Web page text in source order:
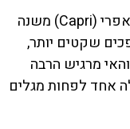
לעומת זאת, בשעות הערב המאוחרות קאפרי (Capri) משנה
שקטים יותר,
מרגיש הרבה
אחד לפחות מגלים